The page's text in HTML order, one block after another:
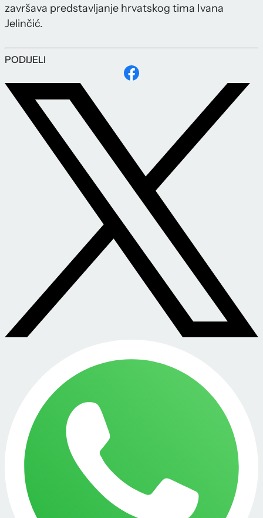
završava predstavljanje hrvatskog tima Ivana
Jelinčić.
PODIJELI